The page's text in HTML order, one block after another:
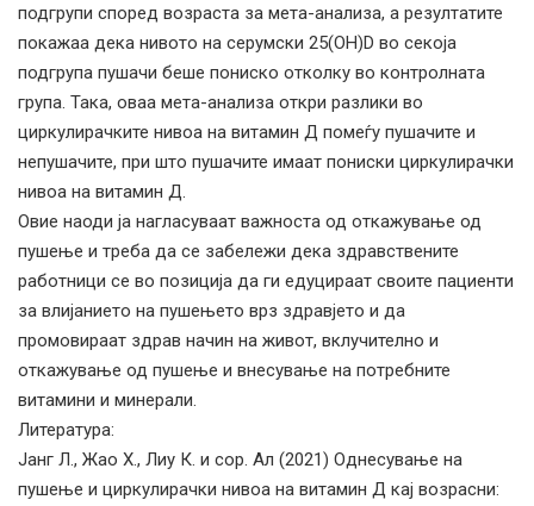
подгрупи според возраста за мета-анализа, а резултатите
покажаа дека нивото на серумски 25(OH)D во секоја
подгрупа пушачи беше пониско отколку во контролната
група. Така, оваа мета-анализа откри разлики во
циркулирачките нивоа на витамин Д помеѓу пушачите и
непушачите, при што пушачите имаат пониски циркулирачки
нивоа на витамин Д.
Овие наоди ја нагласуваат важноста од откажување од
пушење и треба да се забележи дека здравствените
работници се во позиција да ги едуцираат своите пациенти
за влијанието на пушењето врз здравјето и да
промовираат здрав начин на живот, вклучително и
откажување од пушење и внесување на потребните
витамини и минерали.
Литература:
Јанг Л., Жао Х., Лиу К. и сор. Ал (2021) Однесување на
пушење и циркулирачки нивоа на витамин Д кај возрасни: